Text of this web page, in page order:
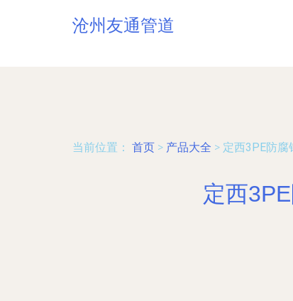
沧州友通管道
当前位置： 首页 > 产品大全 > 定西3PE防
定西